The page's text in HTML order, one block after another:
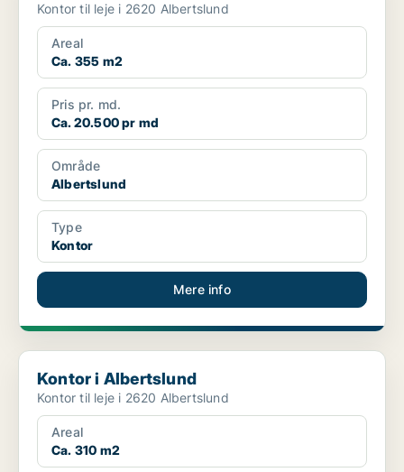
Kontor til leje i 2620 Albertslund
Areal
Ca. 355 m2
Pris pr. md.
Ca. 20.500 pr md
Område
Albertslund
Type
Kontor
Mere info
Kontor i Albertslund
Kontor i Albertslund
Kontor til leje i 2620 Albertslund
Areal
Ca. 310 m2